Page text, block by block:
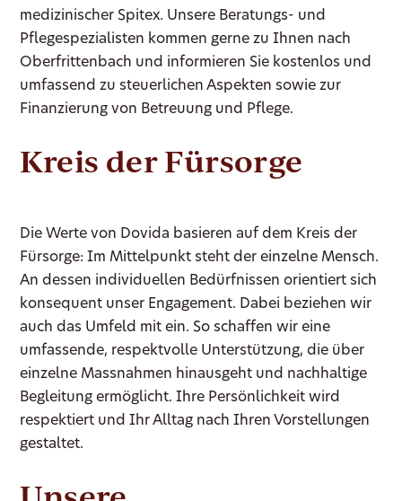
medizinischer Spitex. Unsere Beratungs- und
Pflegespezialisten kommen gerne zu Ihnen nach
Oberfrittenbach und informieren Sie kostenlos und
umfassend zu steuerlichen Aspekten sowie zur
Finanzierung von Betreuung und Pflege.
Kreis der Fürsorge
Die Werte von Dovida basieren auf dem Kreis der
Fürsorge: Im Mittelpunkt steht der einzelne Mensch.
An dessen individuellen Bedürfnissen orientiert sich
konsequent unser Engagement. Dabei beziehen wir
auch das Umfeld mit ein. So schaffen wir eine
umfassende, respektvolle Unterstützung, die über
einzelne Massnahmen hinausgeht und nachhaltige
Begleitung ermöglicht. Ihre Persönlichkeit wird
respektiert und Ihr Alltag nach Ihren Vorstellungen
gestaltet.